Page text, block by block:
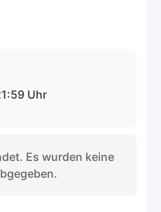
Uhr
Es wurden keine